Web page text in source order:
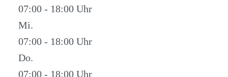
07:00 - 18:00
Mi.
07:00 - 18:00
Do.
07:00 - 18:00